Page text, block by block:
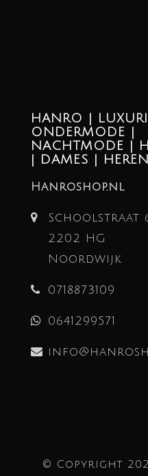
HANRO |
ONDERMODE |
NACHTMODE |
| DAMES | HEREN
Hanroshop.nl
Schoolstraat
2202 HG
Noordwijk
0718873109
0641299571
© Copyright